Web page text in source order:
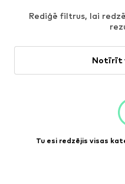
Rediģē filtrus, lai
Notīrīt
Tu esi redzējis visas